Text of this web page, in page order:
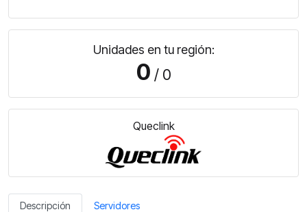
Unidades en tu región:
0 / 0
Queclink
Descripción Servidores